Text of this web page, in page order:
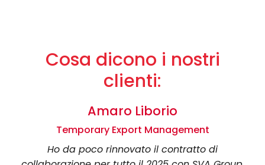
Cosa dicono i nostri
clienti:
Amaro Liborio
Temporary Export Management
Ho da poco rinnovato il contratto di